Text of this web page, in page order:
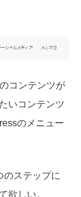
コンテンツが
いコンテンツ
のメニュー
のステップに
欲しい。